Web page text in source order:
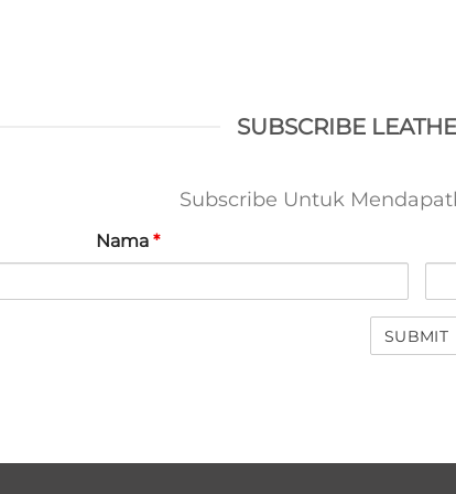
SUBSCRIBE
Subscribe Untuk
Nama *